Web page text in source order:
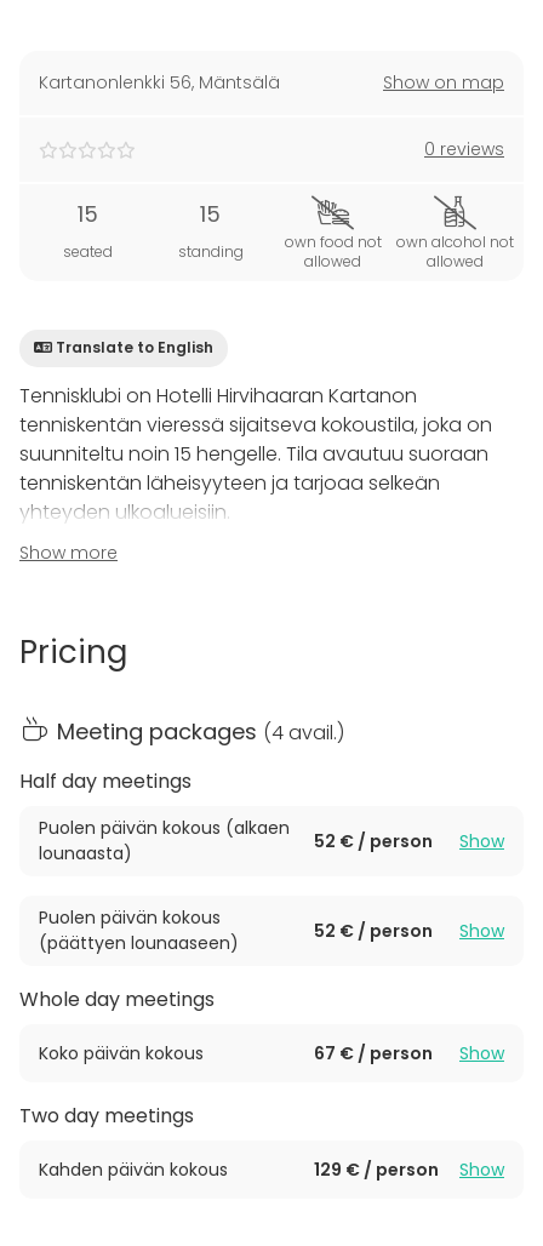
Kartanonlenkki 56, Mäntsälä Show on map
0 reviews
15
seated
15
standing
own food not
allowed
own alcohol not
allowed
Translate to English
Tennisklubi on Hotelli Hirvihaaran Kartanon
tenniskentän vieressä sijaitseva kokoustila, joka on
suunniteltu noin 15 hengelle. Tila avautuu suoraan
tenniskentän läheisyyteen ja tarjoaa selkeän
yhteyden ulkoalueisiin.
Käytössä on kaksi fläppitaulua eri
tarjolla myös ilmainen WiFi sujuvaa työskentelyä
Kokousten aikana on saatavilla raikasta vettä.
Käytössä ovat paperilehtiöt muistiinpanoihin. Kynät
löytyvät valmiina osallistujille, ja kaikki tarvittava on
Helsingin seudulla sijaitsevalla Hotelli Hirvihaaran
riippuen 4-300 henkilölle. Lasipaviljonki on avoinna
kaikkina vuodenaikoina. Uuden Hotelli Kartanon
korkeatasoista ja tunnelmallista hotellihuonetta.
Show more
Pricing
Meeting packages (4 avail.)
Half day meetings
Puolen päivän kokous (alkaen
lounaasta)
52 € / person Show
Puolen päivän kokous
(päättyen lounaaseen)
52 € / person Show
Whole day meetings
Koko päivän kokous 67 € / person Show
Two day meetings
Kahden päivän kokous 129 € / person Show